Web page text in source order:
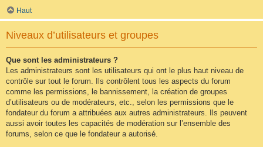
Haut
Niveaux d’utilisateurs et groupes
Que sont les administrateurs ?
Les administrateurs sont les utilisateurs qui ont le plus haut niveau de
contrôle sur tout le forum. Ils contrôlent tous les aspects du forum
comme les permissions, le bannissement, la création de groupes
d’utilisateurs ou de modérateurs, etc., selon les permissions que le
fondateur du forum a attribuées aux autres administrateurs. Ils peuvent
aussi avoir toutes les capacités de modération sur l’ensemble des
forums, selon ce que le fondateur a autorisé.